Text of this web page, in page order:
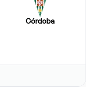
Córdoba